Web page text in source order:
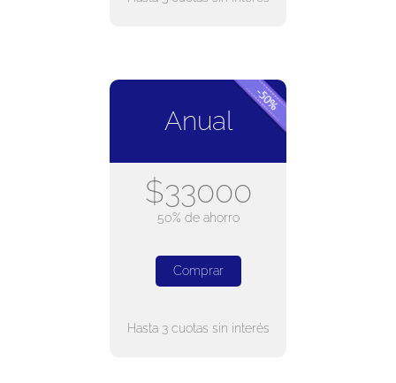
Anual
$33000
50% de ahorro
Comprar
Hasta 3 cuotas sin interés